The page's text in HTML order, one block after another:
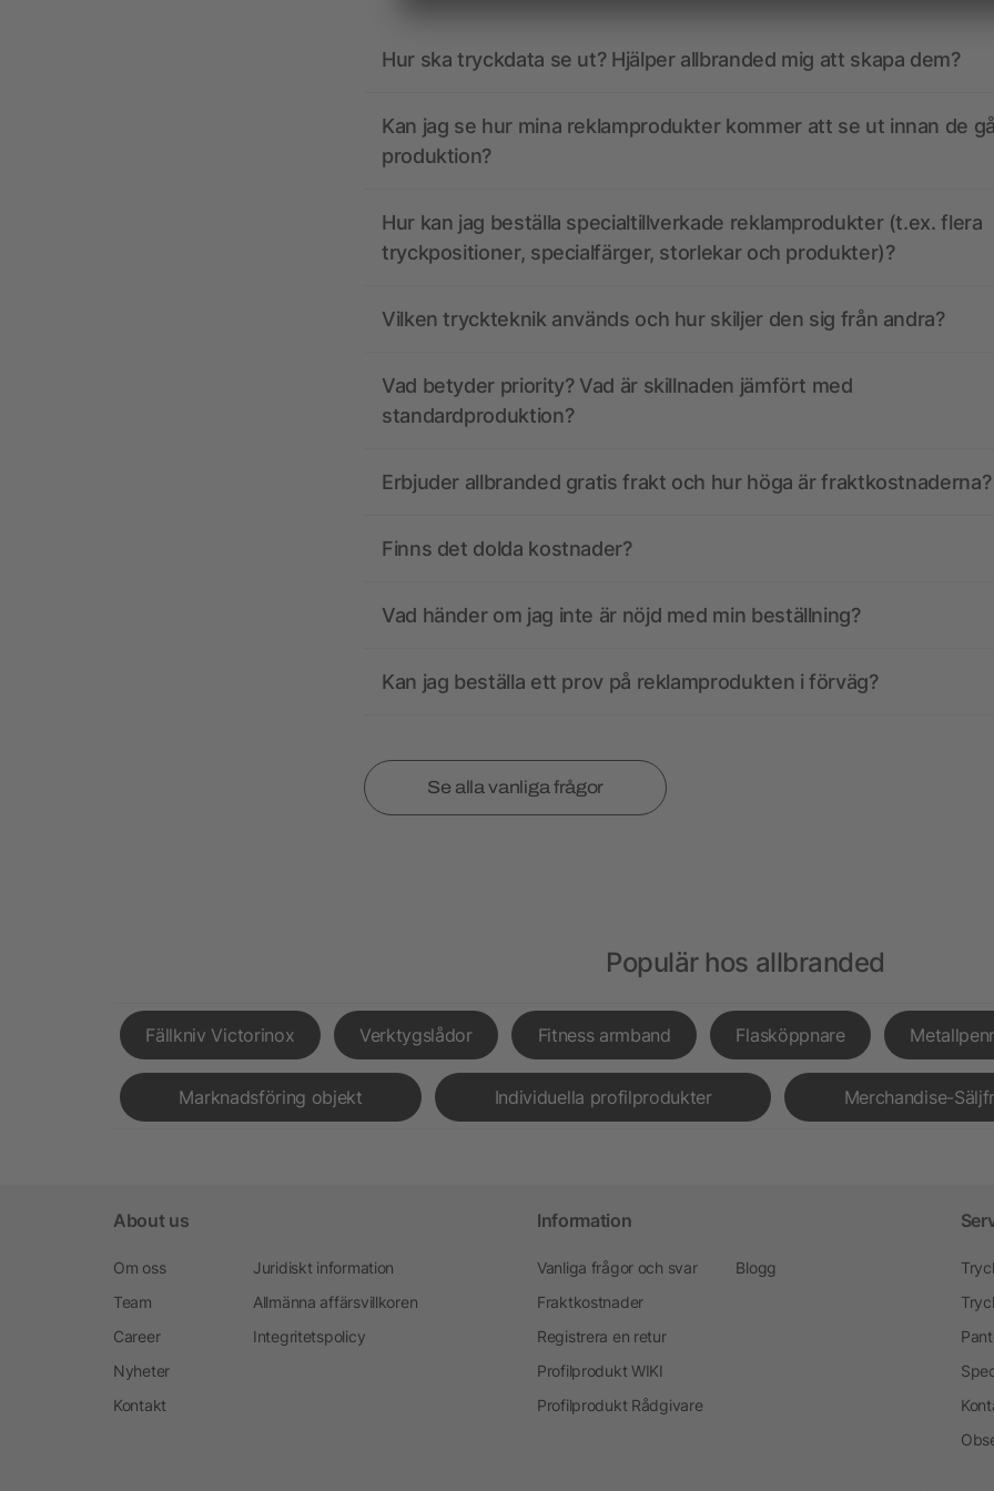
Hur ska tryckdata se ut? Hjälper allbranded mig att skapa dem?
Kan jag se hur mina reklamprodukter kommer att se ut innan de
produktion?
Hur kan jag beställa specialtillverkade reklamprodukter (t.ex. flera
tryckpositioner, specialfärger, storlekar och produkter)?
Vilken tryckteknik används och hur skiljer den sig från andra?
Vad betyder priority? Vad är skillnaden jämfört med
standardproduktion?
Erbjuder allbranded gratis frakt och hur höga är fraktkostnaderna?
Finns det dolda kostnader?
Vad händer om jag inte är nöjd med min beställning?
Kan jag beställa ett prov på reklamprodukten i förväg?
Se alla vanliga frågor
Populär hos allbranded
Fällkniv Victorinox Verktygslådor Fitness armband Flasköppnare
Marknadsföring objekt Individuella profilprodukter Merchandise-
About us
Om oss
Team
Career
Nyheter
Kontakt
Juridiskt information
Allmänna affärsvillkoren
Integritetspolicy
Information
Vanliga frågor och svar
Fraktkostnader
Registrera en retur
Profilprodukt WIKI
Profilprodukt Rådgivare
Blogg